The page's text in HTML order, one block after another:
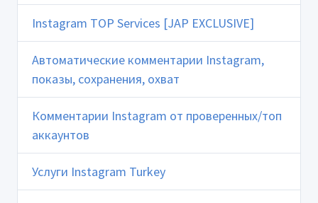
Instagram TOP Services [JAP EXCLUSIVE]
Автоматические комментарии Instagram,
показы, сохранения, охват
Комментарии Instagram от проверенных/топ
аккаунтов
Услуги Instagram Turkey